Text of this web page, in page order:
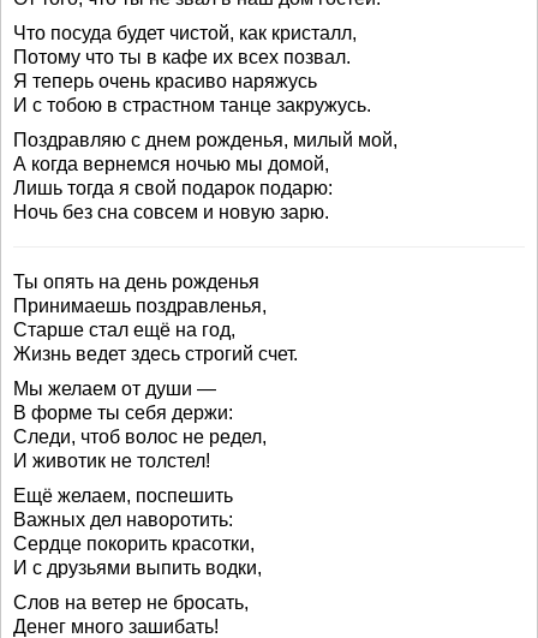
Что посуда будет чистой, как кристалл,
Потому что ты в кафе их всех позвал.
Я теперь очень красиво наряжусь
И с тобою в страстном танце закружусь.
Поздравляю с днем рожденья, милый мой,
А когда вернемся ночью мы домой,
Лишь тогда я свой подарок подарю:
Ночь без сна совсем и новую зарю.
Ты опять на день рожденья
Принимаешь поздравленья,
Старше стал ещё на год,
Жизнь ведет здесь строгий счет.
Мы желаем от души —
В форме ты себя держи:
Следи, чтоб волос не редел,
И животик не толстел!
Ещё желаем, поспешить
Важных дел наворотить:
Сердце покорить красотки,
И с друзьями выпить водки,
Слов на ветер не бросать,
Денег много зашибать!